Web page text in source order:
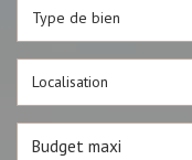
Type de bien
Localisation